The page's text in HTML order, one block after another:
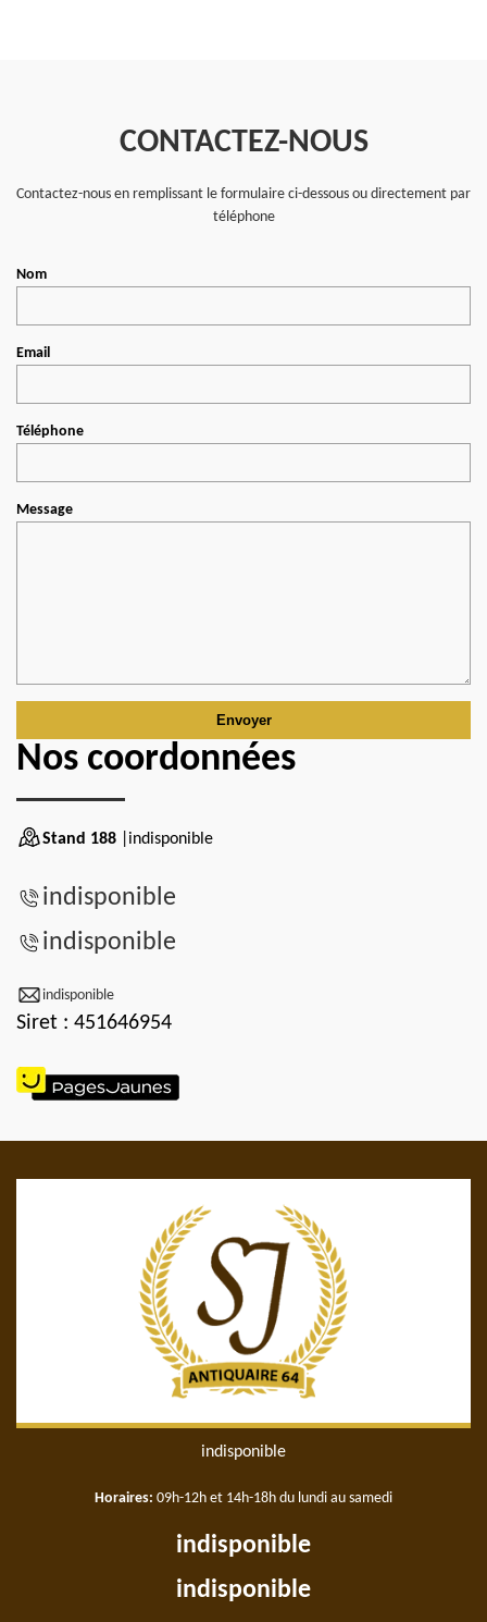
CONTACTEZ-NOUS
Contactez-nous en remplissant le formulaire ci-dessous ou directement par
téléphone
Nom
Email
Téléphone
Message
Nos coordonnées
Stand 188 |indisponible
indisponible
indisponible
indisponible
Siret : 451646954
indisponible
Horaires: 09h-12h et 14h-18h du lundi au samedi
indisponible
indisponible